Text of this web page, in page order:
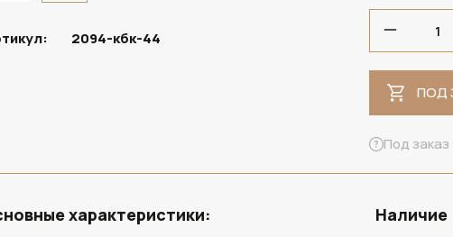
2094-кбк-44
ПОД
Под заказ
характеристики: Наличие